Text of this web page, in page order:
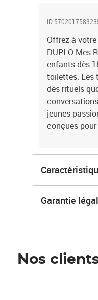
ID
Offrez à
DUPLO Mes
enfants dès
toilettes. Les
des rituels
jeunes
conçues pour
Garantie
Nos